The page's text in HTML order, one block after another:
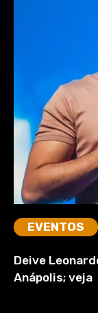
EVENTOS
Deive
Anápolis; veja